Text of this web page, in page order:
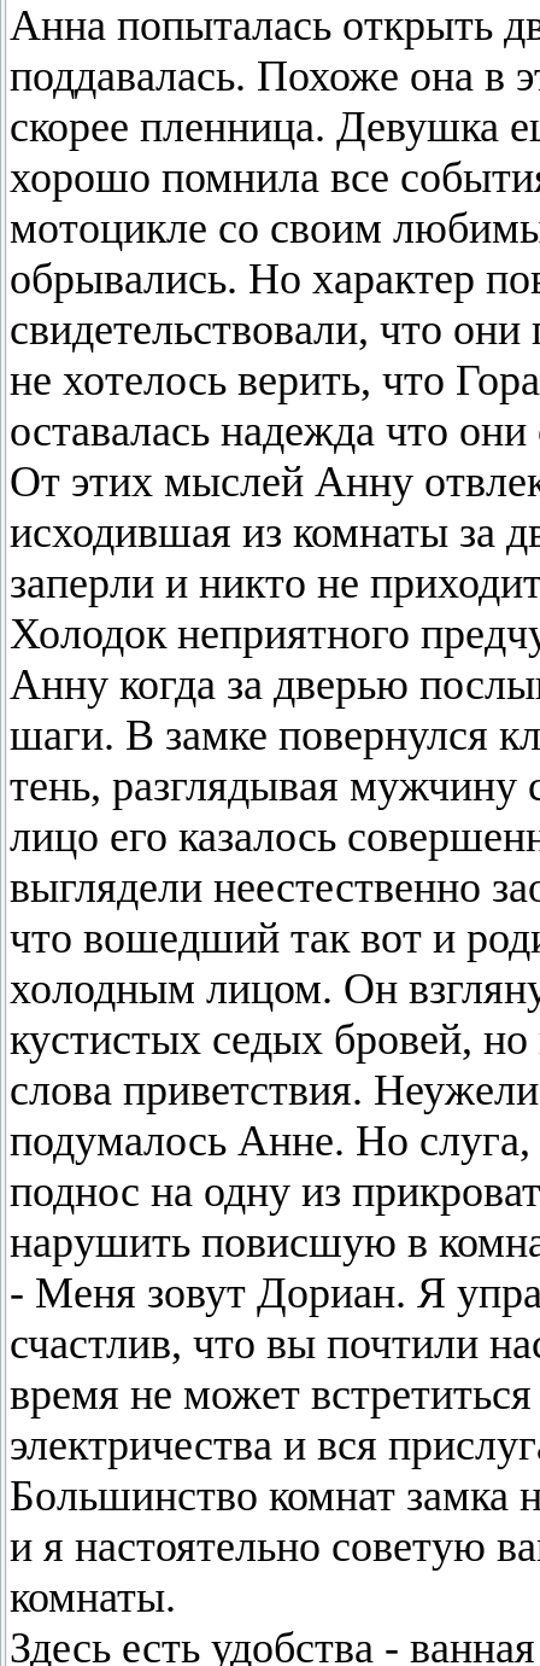
Анна попыталась открыть
поддавалась. Похоже она в
скорее пленница. Девушка
хорошо помнила все
мотоцикле со своим
обрывались. Но характер
свидетельствовали, что
не хотелось верить, что
оставалась надежда что
От этих мыслей Анну
исходившая из комнаты за
заперли и никто не
Холодок неприятного
Анну когда за дверью
шаги. В замке повернулся
тень, разглядывая мужчину
лицо его казалось
выглядели неестественно
что вошедший так вот и
холодным лицом. Он
кустистых седых бровей,
слова приветствия.
подумалось Анне. Но
поднос на одну из
нарушить повисшую в
- Меня зовут Дориан. Я
счастлив, что вы почтили
время не может
электричества и вся
Большинство комнат замка
и я настоятельно советую
комнаты.
Здесь есть удобства -